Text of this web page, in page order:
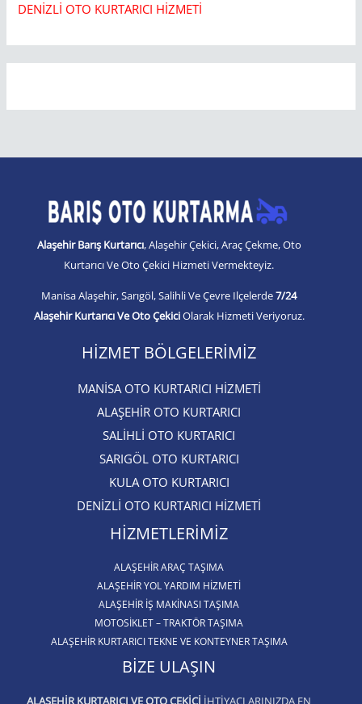
DENİZLİ OTO KURTARICI HİZMETİ
Alaşehir Barış Kurtarıcı, Alaşehir Çekici, Araç Çekme, Oto
Kurtarıcı Ve Oto Çekici Hizmeti Vermekteyiz.
Manisa Alaşehir, Sarıgöl, Salihli Ve Çevre Ilçelerde7/24
Alaşehir Kurtarıcı Ve Oto ÇekiciOlarak Hizmeti Veriyoruz.
HIZMET BÖLGELERIMIZ
MANİSA OTO KURTARICI HİZMETİ
ALAŞEHİR OTO KURTARICI​
SALİHLİ OTO KURTARICI​
SARIGÖL OTO KURTARICI​
KULA OTO KURTARICI​
DENİZLİ OTO KURTARICI HİZMETİ
HIZMETLERIMIZ
ALAŞEHIR ARAÇ TAŞIMA
ALAŞEHİR YOL YARDIM HİZMETİ
ALAŞEHIR İŞ MAKINASI TAŞIMA
MOTOSIKLET – TRAKTÖR TAŞIMA
ALAŞEHIR KURTARICI TEKNE VE KONTEYNER TAŞIMA
BIZE ULAŞIN
ALAŞEHIR KURTARICI VE OTO ÇEKICI IHTIYAÇLARINIZDA EN